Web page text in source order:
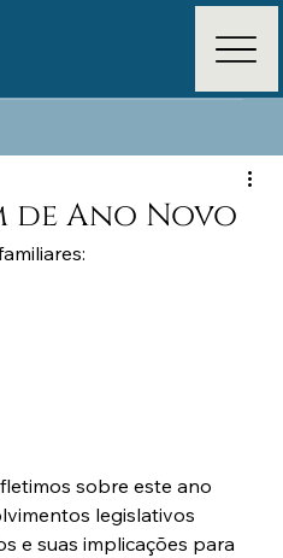
de Ano Novo
sobre este ano
legislativos
e suas implicações para